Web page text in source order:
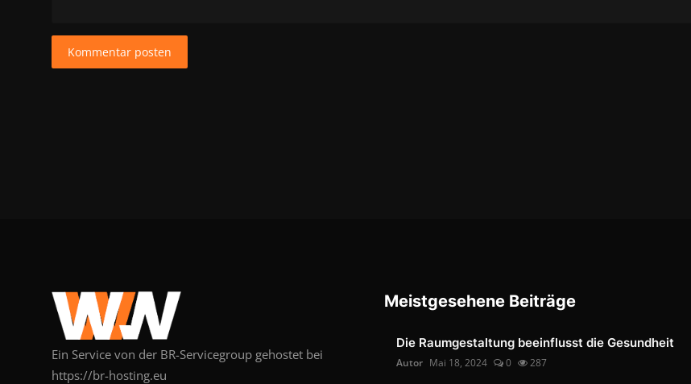
Kommentar posten
Ein Service von der BR-Servicegroup gehostet bei
https://br-hosting.eu
Meistgesehene Beiträge
Die Raumgestaltung beeinflusst die Gesundheit
Autor Mai 18, 2024 0 287